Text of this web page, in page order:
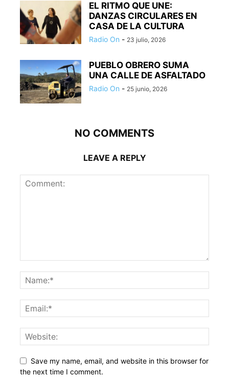
EL RITMO QUE UNE:
DANZAS CIRCULARES EN
CASA DE LA CULTURA
Radio On - 23 julio, 2026
PUEBLO OBRERO SUMA
UNA CALLE DE ASFALTADO
Radio On - 25 junio, 2026
NO COMMENTS
LEAVE A REPLY
Save my name, email, and website in this browser for
the next time I comment.